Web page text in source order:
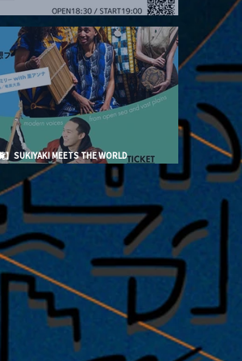
】月見ル君想フpre. “Brand New Moon #3”
SUKIYAKI MEETS THE WORLD
with ANNA SATO, ODUCHU modern
sea and vast plains